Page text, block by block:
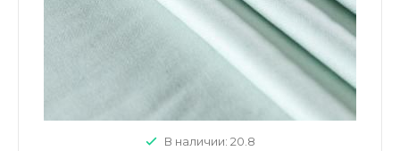
В наличии: 20.8